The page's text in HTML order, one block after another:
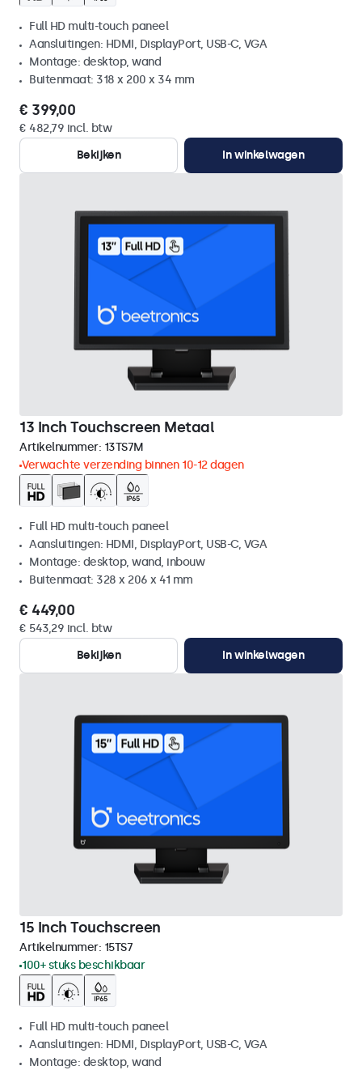
Full HD multi-touch paneel
Aansluitingen: HDMI, DisplayPort, USB-C, VGA
Montage: desktop, wand
Buitenmaat: 318 x 200 x 34 mm
€ 399,00
€ 482,79 incl. btw
Bekijken
In winkelwagen
13 Inch Touchscreen Metaal
Artikelnummer: 13TS7M
Verwachte verzending binnen 10-12 dagen
Full HD multi-touch paneel
Aansluitingen: HDMI, DisplayPort, USB-C, VGA
Montage: desktop, wand, inbouw
Buitenmaat: 328 x 206 x 41 mm
€ 449,00
€ 543,29 incl. btw
Bekijken
In winkelwagen
15 Inch Touchscreen
Artikelnummer: 15TS7
100+ stuks beschikbaar
Full HD multi-touch paneel
Aansluitingen: HDMI, DisplayPort, USB-C, VGA
Montage: desktop, wand